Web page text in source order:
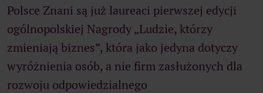
Polsce Znani są już laureaci pierwszej edycji
ogólnopolskiej Nagrody „Ludzie, którzy
zmieniają biznes”, która jako jedyna dotyczy
wyróżnienia osób, a nie firm zasłużonych dla
rozwoju odpowiedzialnego